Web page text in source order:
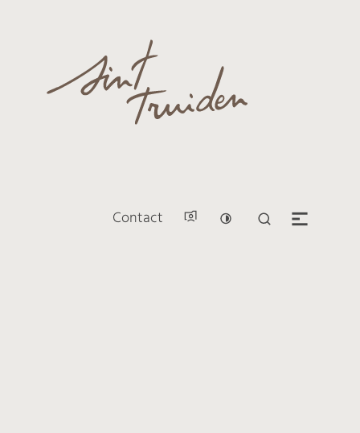
Contact Hoog contrast
Zoek tonen /